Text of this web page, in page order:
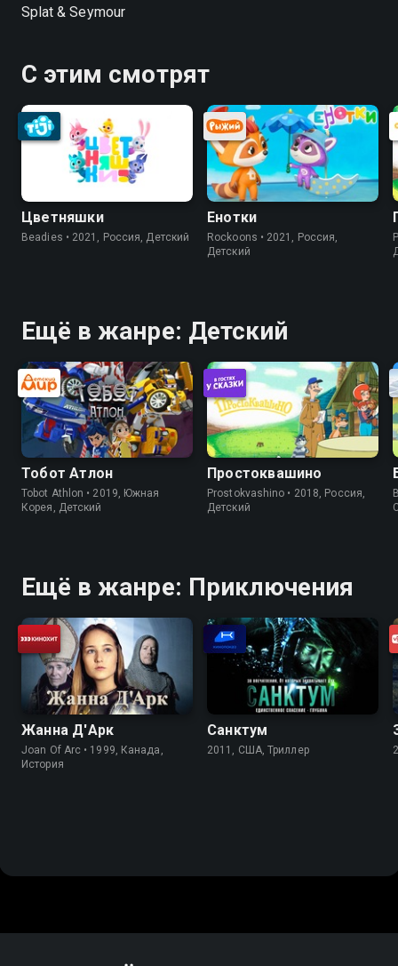
Splat & Seymour
С этим смотрят
Цветняшки
Beadies • 2021, Россия, Детский
Енотки
Rockoons • 2021, Россия,
Детский
Ещё в жанре: Детский
Тобот Атлон
Tobot Athlon • 2019, Южная
Корея, Детский
Простоквашино
Prostokvashino • 2018, Россия,
Детский
Ещё в жанре: Приключения
Жанна Д'Арк
Joan Of Arc • 1999, Канада,
История
Санктум
2011, США, Триллер